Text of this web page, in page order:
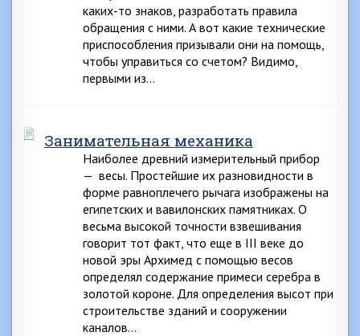
каких-то знаков, разработать правила
обращения с ними. А вот какие технические
приспособления призывали они на помощь,
чтобы управиться со счетом? Видимо,
первыми из…
Занимательная механика
Наиболее древний измерительный прибор
— весы. Простейшие их разновидности в
форме равноплечего рычага изображены на
египетских и вавилонских памятниках. О
весьма высокой точности взвешивания
говорит тот факт, что еще в III веке до
новой эры Архимед с помощью весов
определял содержание примеси серебра в
золотой короне. Для определения высот при
строительстве зданий и сооружении
каналов…